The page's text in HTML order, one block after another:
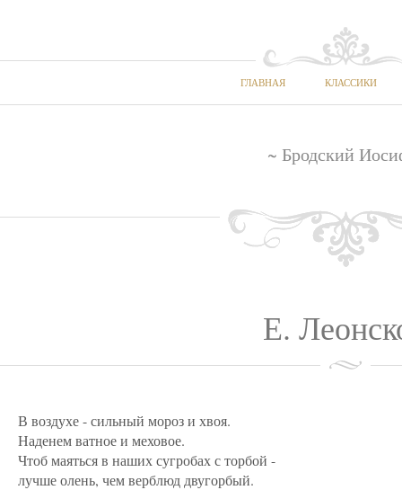
ГЛАВНАЯ КЛАССИКИ
~ Бродский
Е.
В воздухе - сильный мороз и хвоя.
Наденем ватное и меховое.
Чтоб маяться в наших сугробах с торбой -
лучше олень, чем верблюд двугорбый.